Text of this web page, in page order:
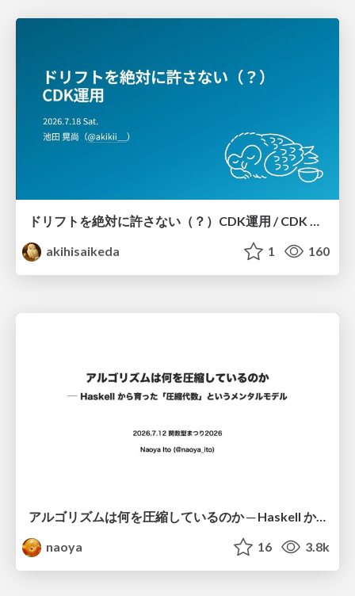
ドリフトを絶対に許さない（？）CDK運用 / CDK Ops with Zero Tolerance for Drifts (?)
akihisaikeda
1 160
アルゴリズムは何を圧縮しているのか ─ Haskell から育った「圧縮代数」というメンタルモデル
naoya
16 3.8k